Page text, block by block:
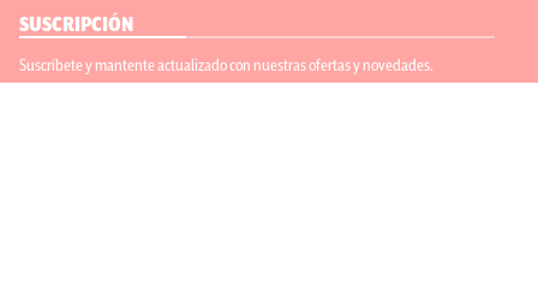
SUSCRIPCIÓN
Suscríbete y mantente actualizado con nuestras ofertas y novedades.